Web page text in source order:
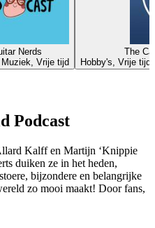
Nerds
Muziek, Vrije tijd
The
Hobby's, Vrije
Podcast
Kalff en Martijn ‘Knippie
duiken ze in het heden,
bijzondere en belangrijke
zo mooi maakt! Door fans,